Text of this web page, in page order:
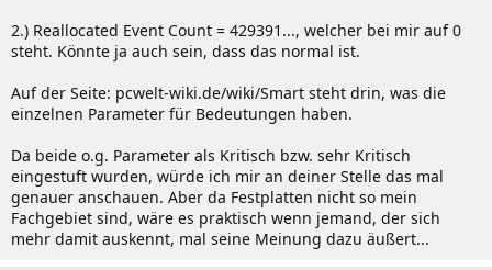
2.) Reallocated Event Count = 429391..., welcher bei mir auf 0
steht. Könnte ja auch sein, dass das normal ist.
Auf der Seite: pcwelt-wiki.de/wiki/Smart steht drin, was die
einzelnen Parameter für Bedeutungen haben.
Da beide o.g. Parameter als Kritisch bzw. sehr Kritisch
eingestuft wurden, würde ich mir an deiner Stelle das mal
genauer anschauen. Aber da Festplatten nicht so mein
Fachgebiet sind, wäre es praktisch wenn jemand, der sich
mehr damit auskennt, mal seine Meinung dazu äußert...